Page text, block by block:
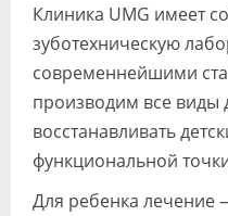
Клиника UMG имеет
зуботехническую
современнейшими
производим все виды
восстанавливать
функциональной
Для ребенка лечение